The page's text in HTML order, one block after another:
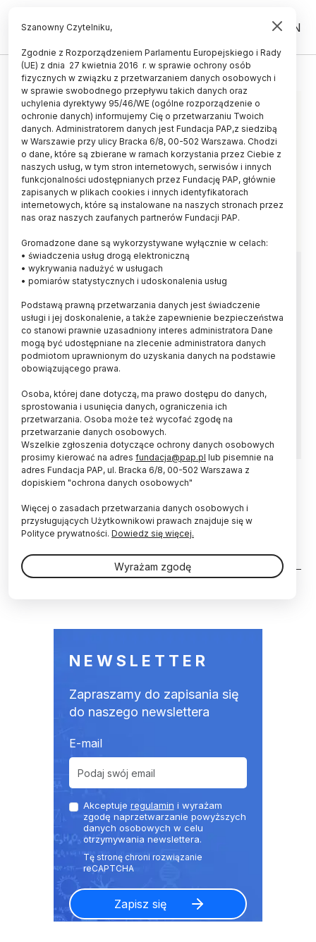
PL EN
MEIOFAUNA
Dopiero zaczynamy poznawać
morskie smoki
Smoki istnieją nie tylko w powieściach i
legendach. Morskie smoki, czyli ryjkogłowe to
miniaturowe bezkręgowce, mające nie więcej
niż 1 mm. Od milionów lat żyją niemal na całym
świecie i każdy mógł je spotkać, chodząc po
piaszczystej plaży czy morskim dnie. Polska
badaczka opisała ostatnio osiem nowych dla
nauki gatunków.
Polska badaczka opisała trzy nowe
dla nauki gatunki „morskich
smoków”
Stronicowanie
NEWSLETTER
Zapraszamy do zapisania się
do naszego newslettera
E-mail
Akceptuje regulamin i wyrażam
zgodę naprzetwarzanie powyższych
danych osobowych w celu
otrzymywania newslettera.
Szanowny Czytelniku,
Zgodnie z Rozporządzeniem Parlamentu Europejskiego i Rady
(UE) z dnia 27 kwietnia 2016 r. w sprawie ochrony osób
fizycznych w związku z przetwarzaniem danych osobowych i
w sprawie swobodnego przepływu takich danych oraz
uchylenia dyrektywy 95/46/WE (ogólne rozporządzenie o
ochronie danych) informujemy Cię o przetwarzaniu Twoich
danych. Administratorem danych jest Fundacja PAP,z siedzibą
w Warszawie przy ulicy Bracka 6/8, 00-502 Warszawa. Chodzi
o dane, które są zbierane w ramach korzystania przez Ciebie z
naszych usług, w tym stron internetowych, serwisów i innych
funkcjonalności udostępnianych przez Fundację PAP, głównie
zapisanych w plikach cookies i innych identyfikatorach
internetowych, które są instalowane na naszych stronach przez
nas oraz naszych zaufanych partnerów Fundacji PAP.
Gromadzone dane są wykorzystywane wyłącznie w celach:
• świadczenia usług drogą elektroniczną
• wykrywania nadużyć w usługach
• pomiarów statystycznych i udoskonalenia usług
Podstawą prawną przetwarzania danych jest świadczenie
usługi i jej doskonalenie, a także zapewnienie bezpieczeństwa
co stanowi prawnie uzasadniony interes administratora Dane
mogą być udostępniane na zlecenie administratora danych
podmiotom uprawnionym do uzyskania danych na podstawie
obowiązującego prawa.
Osoba, której dane dotyczą, ma prawo dostępu do danych,
sprostowania i usunięcia danych, ograniczenia ich
przetwarzania. Osoba może też wycofać zgodę na
przetwarzanie danych osobowych.
Wszelkie zgłoszenia dotyczące ochrony danych osobowych
prosimy kierować na adres fundacja@pap.pl lub pisemnie na
adres Fundacja PAP, ul. Bracka 6/8, 00-502 Warszawa z
dopiskiem "ochrona danych osobowych"
Więcej o zasadach przetwarzania danych osobowych i
przysługujących Użytkownikowi prawach znajduje się w
Polityce prywatności. Dowiedz się więcej.
Wyrażam zgodę